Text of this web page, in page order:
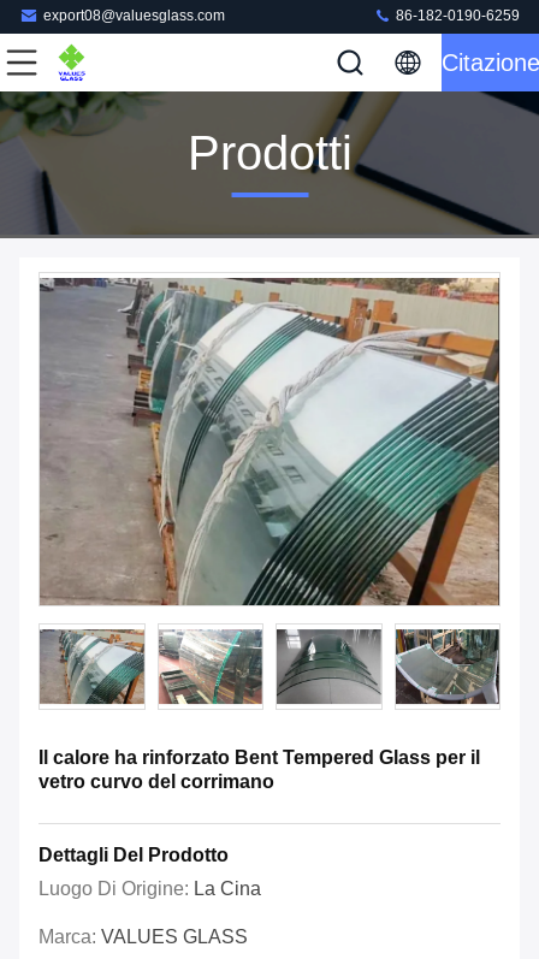
export08@valuesglass.com 86-182-0190-6259
Citazione
Prodotti
Il calore ha rinforzato Bent Tempered Glass per il
vetro curvo del corrimano
Dettagli Del Prodotto
Luogo Di Origine: La Cina
Marca: VALUES GLASS